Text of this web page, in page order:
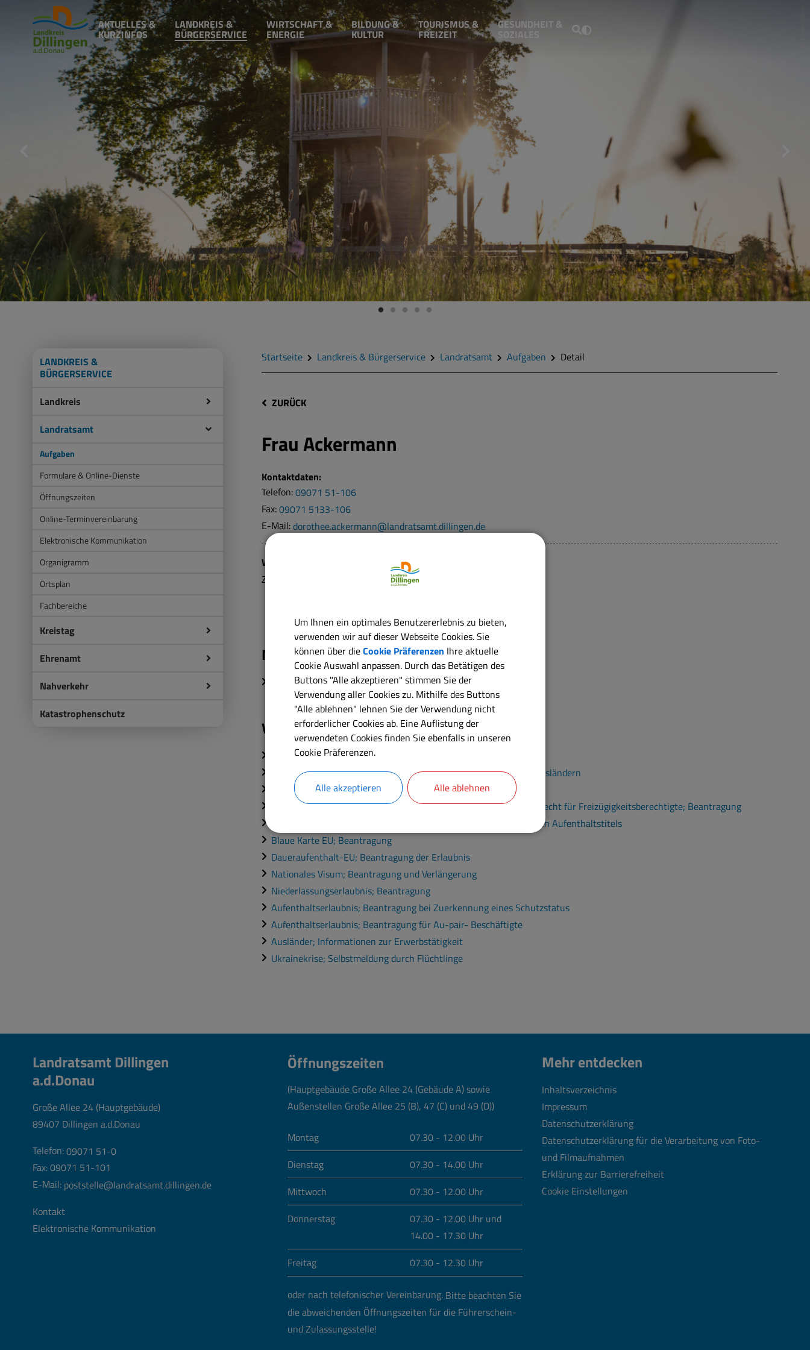
AKTUELLES &
KURZINFOS
LANDKREIS &
BÜRGERSERVICE
WIRTSCHAFT &
ENERGIE
BILDUNG &
KULTUR
TOURISMUS &
FREIZEIT
GESUNDHEIT &
SOZIALES
LANDKREIS &
BÜRGERSERVICE
Landkreis
Landratsamt
Aufgaben
Formulare & Online-Dienste
Öffnungszeiten
Online-Terminvereinbarung
Elektronische Kommunikation
Organigramm
Ortsplan
Fachbereiche
Kreistag
Ehrenamt
Nahverkehr
Katastrophenschutz
Startseite Landkreis & Bürgerservice Landratsamt Aufgaben Detail
ZURÜCK
FrauAckermann
Kontaktdaten:
Telefon:09071 51-106
Fax:09071 5133-106
E-Mail:dorothee.ackermann@landratsamt.dillingen.de
Weitere Informationen:
Zimmer:
Mitarbeiter
Team 310 Ausländersachbearbeitung
Verwaltungsleistungen
Aufenthaltserlaubnis; Allgemeine Informationen
Aufenthaltserlaubnis; Beantragung für den Familiennachzug zu Ausländern
Aufenthaltserlaubnis; Beantragung zum Zweck des Studiums
Aufenthaltskarten und Bescheinigung über das Daueraufenthaltsrecht für Freizügigkeitsberechtigte; Beantragung
Aufenthaltstitel; Beantragung der Ausstellung eines elektronischen Aufenthaltstitels
Blaue Karte EU; Beantragung
Daueraufenthalt-EU; Beantragung der Erlaubnis
Nationales Visum; Beantragung und Verlängerung
Niederlassungserlaubnis; Beantragung
Aufenthaltserlaubnis; Beantragung bei Zuerkennung eines Schutzstatus
Aufenthaltserlaubnis; Beantragung für Au-pair- Beschäftigte
Ausländer; Informationen zur Erwerbstätigkeit
Ukrainekrise; Selbstmeldung durch Flüchtlinge
Landratsamt Dillingen
a.d.Donau
Große Allee 24 (Hauptgebäude)
89407 Dillingen a.d.Donau
Telefon:09071 51-0
Fax: 09071 51-101
E-Mail: poststelle@landratsamt.dillingen.de
Kontakt
Elektronische Kommunikation
Öffnungszeiten
(Hauptgebäude Große Allee 24 (Gebäude A) sowie
Außenstellen Große Allee 25 (B), 47 (C) und 49 (D))
Montag
07.30 - 12.00 Uhr
Dienstag
07.30 - 14.00 Uhr
Mittwoch
07.30 - 12.00 Uhr
Donnerstag
07.30 - 12.00 Uhr und
14.00 - 17.30 Uhr
Freitag
07.30 - 12.30 Uhr
oder nach telefonischer Vereinbarung. Bitte beachten Sie
die abweichenden Öffnungszeiten für die Führerschein-
und Zulassungsstelle!
Mehr entdecken
Inhaltsverzeichnis
Impressum
Datenschutzerklärung
Datenschutzerklärung für die Verarbeitung von Foto-
und Filmaufnahmen
Erklärung zur Barrierefreiheit
Cookie Einstellungen
Um Ihnen ein optimales Benutzererlebnis zu bieten,
verwenden wir auf dieser Webseite Cookies. Sie
können über dieCookie Präferenzen Ihre aktuelle
Cookie Auswahl anpassen. Durch das Betätigen des
Buttons "Alle akzeptieren" stimmen Sie der
Verwendung aller Cookies zu. Mithilfe des Buttons
"Alle ablehnen" lehnen Sie der Verwendung nicht
erforderlicher Cookies ab. Eine Auflistung der
verwendeten Cookies finden Sie ebenfalls in unseren
Cookie Präferenzen.
Alle akzeptieren Alle ablehnen